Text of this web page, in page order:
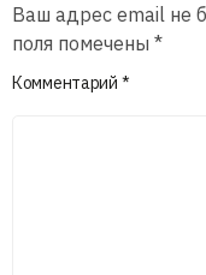
Ваш адрес email не
поля помечены *
Комментарий *